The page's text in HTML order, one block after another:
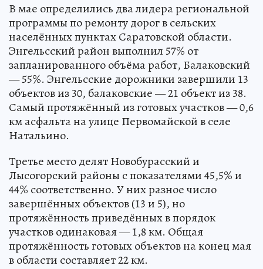
В мае определились два лидера региональной
программы по ремонту дорог в сельских
населённых пунктах Саратовской области.
Энгельсский район выполнил 57% от
запланированного объёма работ, Балаковский
— 55%. Энгельсские дорожники завершили 13
объектов из 30, балаковские — 21 объект из 38.
Самый протяжённый из готовых участков — 0,6
км асфальта на улице Первомайской в селе
Натальино.
Третье место делят Новобурасский и
Лысогорский районы с показателями 45,5% и
44% соответственно. У них разное число
завершённых объектов (13 и 5), но
протяжённость приведённых в порядок
участков одинаковая — 1,8 км. Общая
протяжённость готовых объектов на конец мая
в области составляет 22 км.